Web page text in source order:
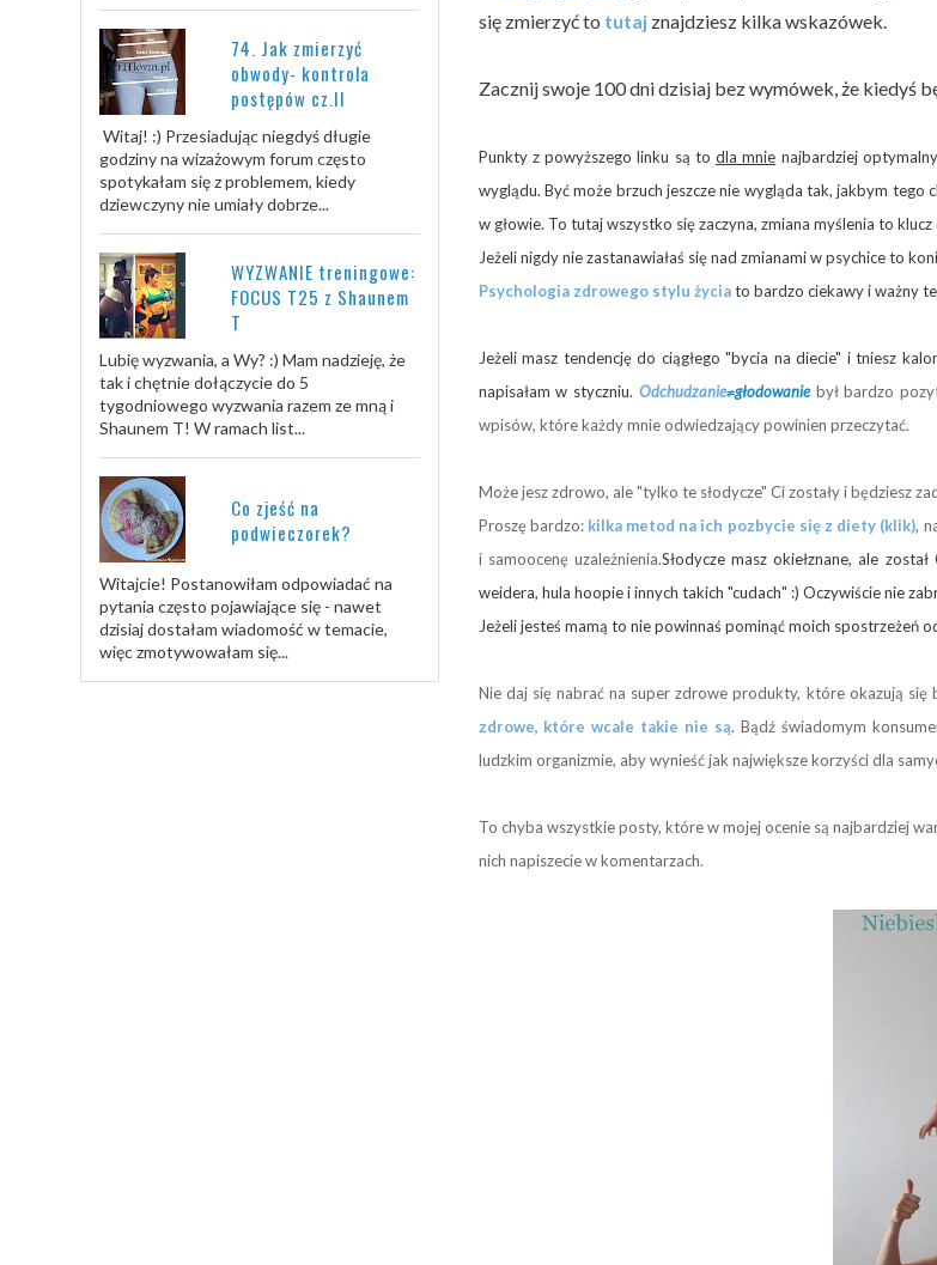
się zmierzyć to tutajznajdziesz kilka wskazówek.
Zacznij swoje 100 dni dzisiaj bez wymówek, że kiedyś
Punkty z powyższego linku są to dla mnie najbardziej
wyglądu. Być może brzuch jeszcze nie wygląda tak, jakbym
w głowie. To tutaj wszystko się zaczyna, zmiana myślenia to klucz
Jeżeli nigdy nie zastanawiałaś się nad zmianami w psychice to
Psychologia zdrowego stylu życiato bardzo ciekawy i ważny
Jeżeli masz tendencję do ciągłego "bycia na diecie" i tniesz
napisałam w styczniu. Odchudzanie≠głodowaniebył bardzo
wpisów, które każdy mnie odwiedzający powinien przeczytać.
Może jesz zdrowo, ale "tylko te słodycze" Ci zostały i będziesz
Proszę bardzo: kilka metod na ich pozbycie się z diety (klik),
i samoocenę uzależnienia.Słodycze masz okiełznane, ale
weidera, hula hoopie i innych takich "cudach" :) Oczywiście nie
Jeżeli jesteś mamą to nie powinnaś pominąć moich spostrzeżeń
Nie daj się nabrać na super zdrowe produkty, które okazują się
zdrowe, które wcale takie nie są. Bądź świadomym
ludzkim organizmie, aby wynieść jak największe korzyści dla
To chyba wszystkie posty, które w mojej ocenie są najbardziej
nich napiszecie w komentarzach.
74. Jak zmierzyć
obwody- kontrola
postępów cz.II
Witaj! :) Przesiadując niegdyś długie
godziny na wizażowym forum często
spotykałam się z problemem, kiedy
dziewczyny nie umiały dobrze...
WYZWANIE treningowe:
FOCUS T25 z Shaunem
T
Lubię wyzwania, a Wy? :) Mam nadzieję, że
tak i chętnie dołączycie do 5
tygodniowego wyzwania razem ze mną i
Shaunem T! W ramach list...
Co zjeść na
podwieczorek?
Witajcie! Postanowiłam odpowiadać na
pytania często pojawiające się - nawet
dzisiaj dostałam wiadomość w temacie,
więc zmotywowałam się...